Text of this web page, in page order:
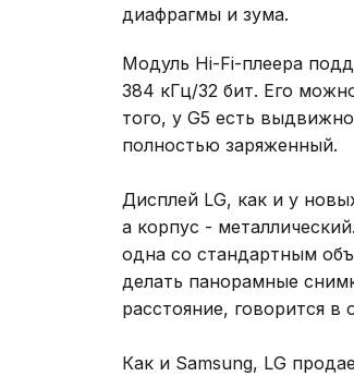
диафрагмы и зума.
Модуль Hi-Fi-плеера
384 кГц/32 бит. Его
того, у G5 есть
полностью заряженный.
Дисплей LG, как и у
а корпус -
одна со стандартным
делать панорамные
расстояние, говорится в
Как и Samsung, LG